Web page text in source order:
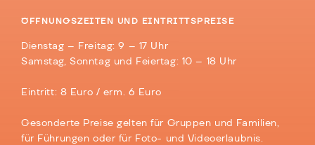
ÖFFNUNGSZEITEN UND EINTRITTSPREISE
Dienstag – Freitag: 9 – 17 Uhr
Samstag, Sonntag und Feiertag: 10 – 18 Uhr
Eintritt: 8 Euro / erm. 6 Euro
Gesonderte Preise gelten für Gruppen und Familien,
für Führungen oder für Foto- und Videoerlaubnis.